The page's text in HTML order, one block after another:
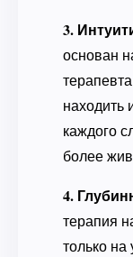
3.
основан
находить
каждого
более
4.
терапия
только